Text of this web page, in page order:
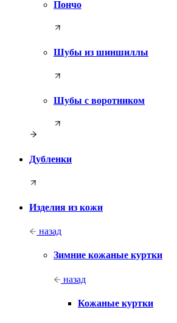
Пончо
Шубы из шиншиллы
Шубы с воротником
Дубленки
Изделия из кожи
назад
Зимние кожаные куртки
назад
Кожаные куртки